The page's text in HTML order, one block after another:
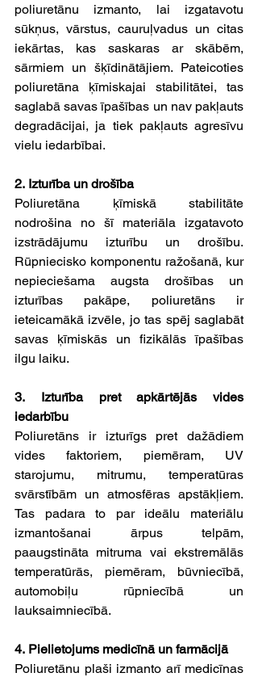
poliuretānu izmanto, lai izgatavotu
sūkņus, vārstus, cauruļvadus un citas
iekārtas, kas saskaras ar skābēm,
sārmiem un šķīdinātājiem. Pateicoties
poliuretāna ķīmiskajai stabilitātei, tas
saglabā savas īpašības un nav pakļauts
degradācijai, ja tiek pakļauts agresīvu
vielu iedarbībai.
2. Izturība un drošība
Poliuretāna ķīmiskā stabilitāte
nodrošina no šī materiāla izgatavoto
izstrādājumu izturību un drošību.
Rūpniecisko komponentu ražošanā, kur
nepieciešama augsta drošības un
izturības pakāpe, poliuretāns ir
ieteicamākā izvēle, jo tas spēj saglabāt
savas ķīmiskās un fizikālās īpašības
ilgu laiku.
3. Izturība pret apkārtējās vides
iedarbību
Poliuretāns ir izturīgs pret dažādiem
vides faktoriem, piemēram, UV
starojumu, mitrumu, temperatūras
svārstībām un atmosfēras apstākļiem.
Tas padara to par ideālu materiālu
izmantošanai ārpus telpām,
paaugstināta mitruma vai ekstremālās
temperatūrās, piemēram, būvniecībā,
automobiļu rūpniecībā un
lauksaimniecībā.
4. Pielietojums medicīnā un farmācijā
Poliuretānu plaši izmanto arī medicīnas